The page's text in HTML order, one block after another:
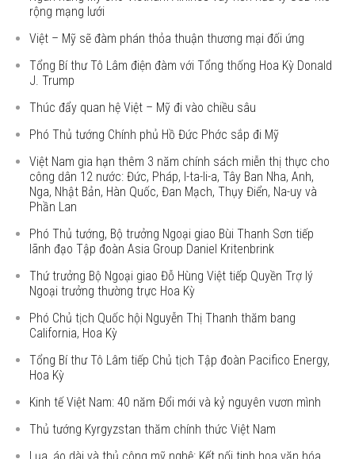
rộng mạng lưới
Việt – Mỹ sẽ đàm phán thỏa thuận thương mại đối ứng
Tổng Bí thư Tô Lâm điện đàm với Tổng thống Hoa Kỳ Donald
J. Trump
Thúc đẩy quan hệ Việt – Mỹ đi vào chiều sâu
Phó Thủ tướng Chính phủ Hồ Đức Phớc sắp đi Mỹ
Việt Nam gia hạn thêm 3 năm chính sách miễn thị thực cho
công dân 12 nước: Đức, Pháp, I-ta-li-a, Tây Ban Nha, Anh,
Nga, Nhật Bản, Hàn Quốc, Đan Mạch, Thụy Điển, Na-uy và
Phần Lan
Phó Thủ tướng, Bộ trưởng Ngoại giao Bùi Thanh Sơn tiếp
lãnh đạo Tập đoàn Asia Group Daniel Kritenbrink
Thứ trưởng Bộ Ngoại giao Đỗ Hùng Việt tiếp Quyền Trợ lý
Ngoại trưởng thường trực Hoa Kỳ
Phó Chủ tịch Quốc hội Nguyễn Thị Thanh thăm bang
California, Hoa Kỳ
Tổng Bí thư Tô Lâm tiếp Chủ tịch Tập đoàn Pacifico Energy,
Hoa Kỳ
Kinh tế Việt Nam: 40 năm Đổi mới và kỷ nguyên vươn mình
Thủ tướng Kyrgyzstan thăm chính thức Việt Nam